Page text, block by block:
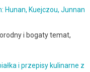
Hunan, Kuejczou, Junnan
i bogaty temat,
i przepisy kulinarne z